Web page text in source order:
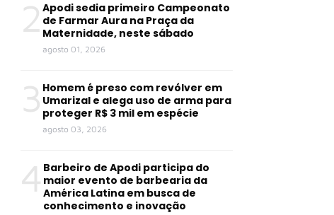
2 Apodi sedia primeiro Campeonato
de Farmar Aura na Praça da
Maternidade, neste sábado
agosto 01, 2026
3 Homem é preso com revólver em
Umarizal e alega uso de arma para
proteger R$ 3 mil em espécie
agosto 03, 2026
4 Barbeiro de Apodi participa do
maior evento de barbearia da
América Latina em busca de
conhecimento e inovação